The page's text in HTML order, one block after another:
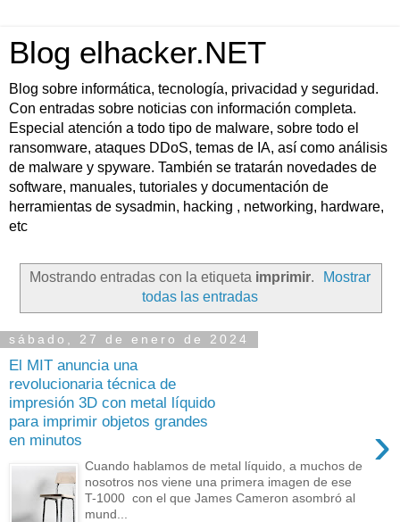
Blog elhacker.NET
Blog sobre informática, tecnología, privacidad y seguridad.
Con entradas sobre noticias con información completa.
Especial atención a todo tipo de malware, sobre todo el
ransomware, ataques DDoS, temas de IA, así como análisis
de malware y spyware. También se tratarán novedades de
software, manuales, tutoriales y documentación de
herramientas de sysadmin, hacking , networking, hardware,
etc
Mostrando entradas con la etiqueta imprimir.
Mostrar
todas las entradas
sábado, 27 de enero de 2024
El MIT anuncia una
revolucionaria técnica de
impresión 3D con metal líquido
para imprimir objetos grandes
en minutos
›
Cuando hablamos de metal líquido, a muchos de
nosotros nos viene una primera imagen de ese
T-1000 con el que James Cameron asombró al
mund...